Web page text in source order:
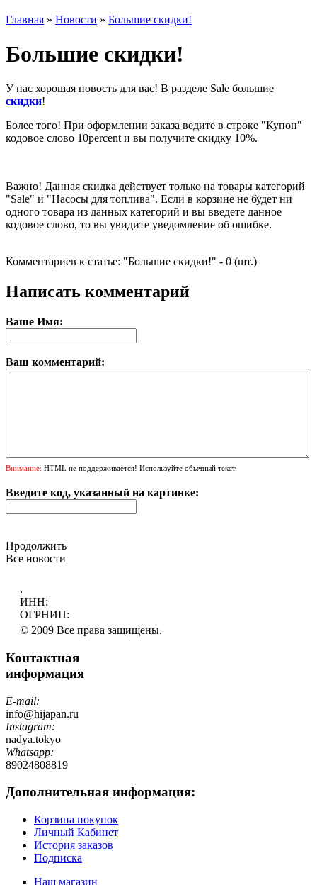
Главная » Новости » Большие скидки!
Большие скидки!
У нас хорошая новость для вас! В разделе Sale большие
скидки!
Более того! При оформлении заказа ведите в строке "Купон"
кодовое слово 10percent и вы получите скидку 10%.
Важно! Данная скидка действует только на товары категорий
"Sale" и "Насосы для топлива". Если в корзине не будет ни
одного товара из данных категорий и вы введете данное
кодовое слово, то вы увидите уведомление об ошибке.
Комментариев к статье: "Большие скидки!" - 0 (шт.)
Написать комментарий
Ваше Имя:
Ваш комментарий:
Внимание: HTML не поддерживается! Используйте обычный текст.
Введите код, указанный на картинке:
Продолжить
Все новости
.
ИНН:
ОГРНИП:
© 2009 Все права защищены.
Контактная
информация
E-mail:
info@hijapan.ru
Instagram:
nadya.tokyo
Whatsapp:
89024808819
Дополнительная информация:
Корзина покупок
Личный Кабинет
История заказов
Подписка
Наш магазин